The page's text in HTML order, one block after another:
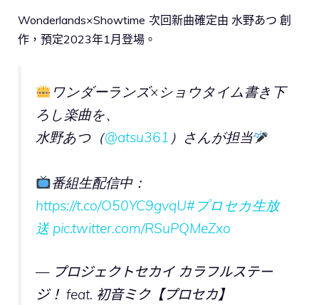
Wonderlands×Showtime 次回新曲確定由 水野あつ 創
作，預定2023年1月登場。
ワンダーランズ×ショウタイム書き下
ろし楽曲を、
水野あつ（@atsu361 ）さんが担当
番組生配信中：
https://t.co/O50YC9gvqU#プロセカ生放
送 pic.twitter.com/RSuPQMeZxo
— プロジェクトセカイ カラフルステー
ジ！ feat. 初音ミク【プロセカ】